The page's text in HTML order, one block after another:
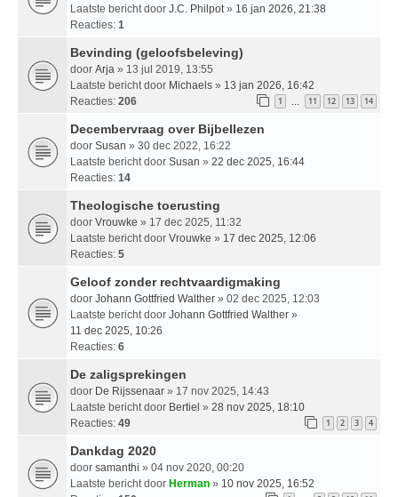
Laatste bericht door J.C. Philpot » 16 jan 2026, 21:38
Reacties: 1
Bevinding (geloofsbeleving)
door Arja » 13 jul 2019, 13:55
Laatste bericht door Michaels » 13 jan 2026, 16:42
Reacties: 206 1 … 11 12 13 14
Decembervraag over Bijbellezen
door Susan » 30 dec 2022, 16:22
Laatste bericht door Susan » 22 dec 2025, 16:44
Reacties: 14
Theologische toerusting
door Vrouwke » 17 dec 2025, 11:32
Laatste bericht door Vrouwke » 17 dec 2025, 12:06
Reacties: 5
Geloof zonder rechtvaardigmaking
door Johann Gottfried Walther » 02 dec 2025, 12:03
Laatste bericht door Johann Gottfried Walther »
11 dec 2025, 10:26
Reacties: 6
De zaligsprekingen
door De Rijssenaar » 17 nov 2025, 14:43
Laatste bericht door Bertiel » 28 nov 2025, 18:10
Reacties: 49 1 2 3 4
Dankdag 2020
door samanthi » 04 nov 2020, 00:20
Laatste bericht door Herman » 10 nov 2025, 16:52